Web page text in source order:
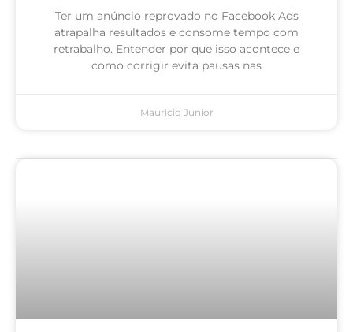
Ter um anúncio reprovado no Facebook Ads
atrapalha resultados e consome tempo com
retrabalho. Entender por que isso acontece e
como corrigir evita pausas nas
Mauricio Junior